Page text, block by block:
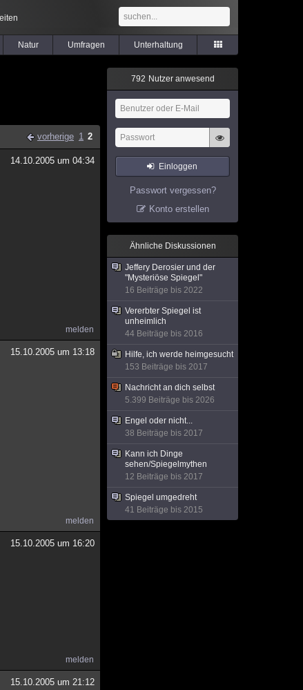
Natur Umfragen Unterhaltung
vorherige 1 2
14.10.2005 um 04:34
melden
15.10.2005 um 13:18
melden
15.10.2005 um 16:20
melden
15.10.2005 um 21:12
792 Nutzer anwesend
Einloggen
Passwort vergessen?
Konto erstellen
Ähnliche Diskussionen
Jeffery Derosier und der
"Mysteriöse Spiegel"
16 Beiträge bis 2022
Vererbter Spiegel ist
unheimlich
44 Beiträge bis 2016
Hilfe, ich werde heimgesucht
153 Beiträge bis 2017
Nachricht an dich selbst
5.399 Beiträge bis 2026
Engel oder nicht...
38 Beiträge bis 2017
Kann ich Dinge
sehen/Spiegelmythen
12 Beiträge bis 2017
Spiegel umgedreht
41 Beiträge bis 2015